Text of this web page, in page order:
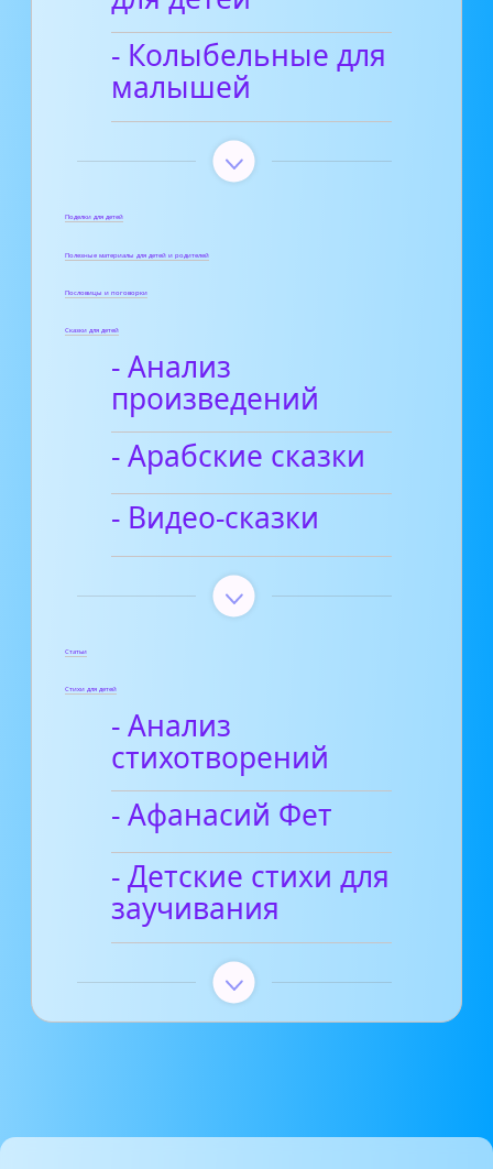
- Колыбельные для
малышей
Поделки для детей
Полезные материалы для детей и родителей
Пословицы и поговорки
Сказки для детей
- Анализ
произведений
- Арабские сказки
- Видео-сказки
Статьи
Стихи для детей
- Анализ
стихотворений
- Афанасий Фет
- Детские стихи для
заучивания